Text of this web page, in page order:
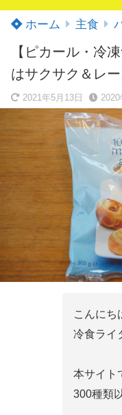
ホーム 主食
【ピカール・冷
はサクサク＆レ
2021年5月13日 2020
こんにち
冷食ライ
本サイト
300種類